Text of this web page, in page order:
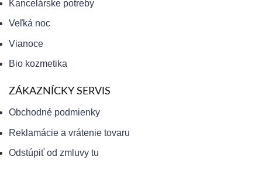
Kancelárske potreby
Veľká noc
Vianoce
Bio kozmetika
ZÁKAZNÍCKY SERVIS
Obchodné podmienky
Reklamácie a vrátenie tovaru
Odstúpiť od zmluvy tu